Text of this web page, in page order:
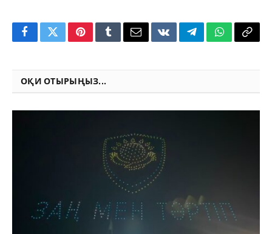
FacebookTwitterPinterestTumblrEmailVKontakteTelegramWhatsApp
Copy
ОҚИ ОТЫРЫҢЫЗ...